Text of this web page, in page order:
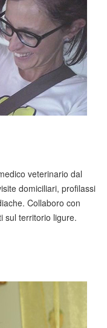
veterinario dal
domiciliari, profilassi
Collaboro con
sul territorio ligure.